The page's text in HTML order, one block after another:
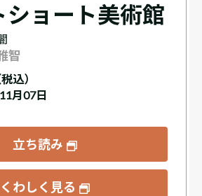
ショート美術館
智
込）
月07日
立ち読み
くわしく見る